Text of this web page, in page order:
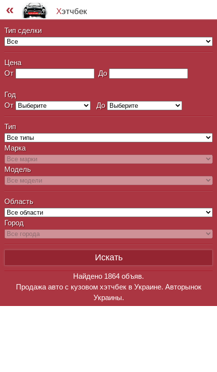
« хэтчбек
Тип сделки
Цена
От
До
Год
От
До
Тип
Марка
Модель
Область
Город
Найдено 1864 объяв.
Продажа авто c кузовом хэтчбек в Украине. Авторынок
Украины.